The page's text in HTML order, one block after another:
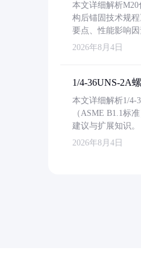
本文详细解析
构后锚固技术规
要点、性能影响
2026年8月4日
1/4-36UNS-2A
本文详细解析1/4-
（ASME B1.1标
建议与扩展知识。
2026年8月4日